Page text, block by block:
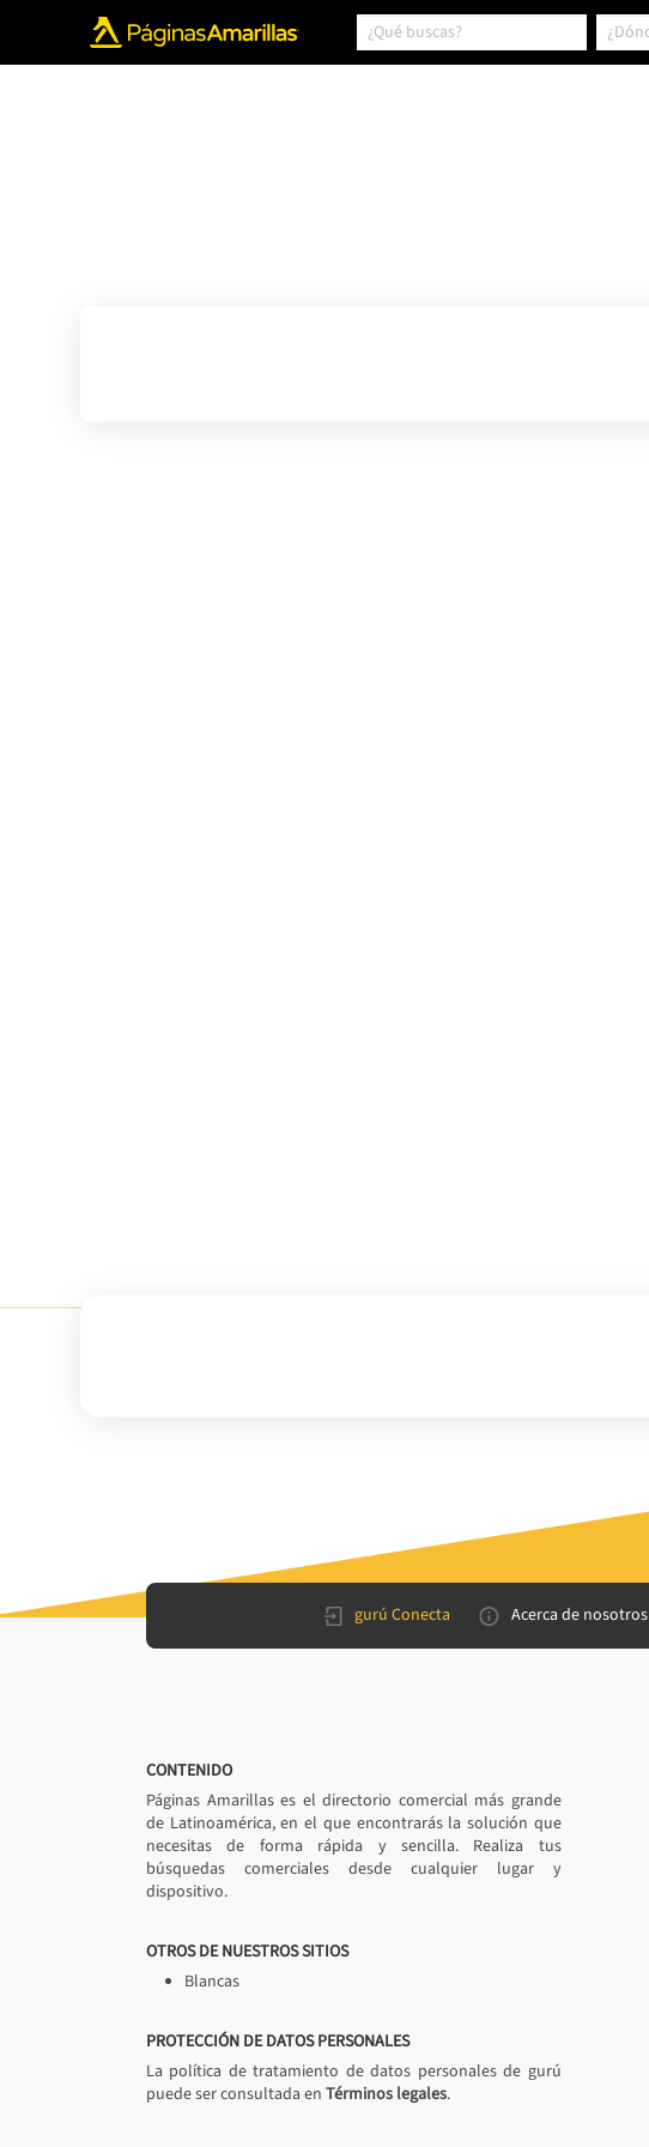
gurú Conecta Acerca de nosotros
CONTENIDO
Páginas Amarillas es el directorio comercial más grande
de Latinoamérica, en el que encontrarás la solución que
necesitas de forma rápida y sencilla. Realiza tus
búsquedas comerciales desde cualquier lugar y
dispositivo.
OTROS DE NUESTROS SITIOS
Blancas
PROTECCIÓN DE DATOS PERSONALES
La política de tratamiento de datos personales de gurú
puede ser consultada en Términos legales.